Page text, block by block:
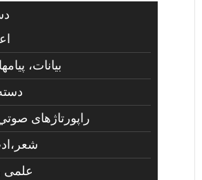
بیانات،
راپورتاژهای
علمی